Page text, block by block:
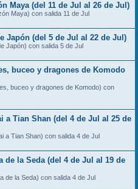
Maya (del 11 de Jul al 26 de Jul)
Maya) con salida 11 de Jul
Japón (del 5 de Jul al 22 de Jul)
Japón) con salida 5 de Jul
buceo y dragones de Komodo
buceo y dragones de Komodo) con
a Tian Shan (del 4 de Jul al 25 de
a Tian Shan) con salida 4 de Jul
de la Seda (del 4 de Jul al 19 de
de la Seda) con salida 4 de Jul